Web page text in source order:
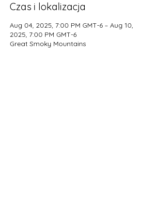
Czas i lokalizacja
Aug 04, 2025, 7:00 PM GMT-6 – Aug 10,
2025, 7:00 PM GMT-6
Great Smoky Mountains